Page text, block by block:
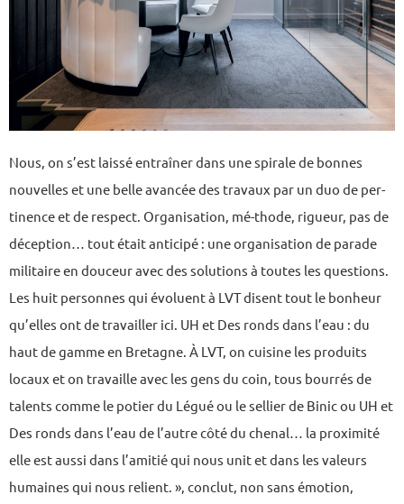
Nous, on s’est laissé entraîner dans une spirale de bonnes
nouvelles et une belle avancée des travaux par un duo de per-
tinence et de respect. Organisation, mé-thode, rigueur, pas de
déception… tout était anticipé : une organisation de parade
militaire en douceur avec des solutions à toutes les questions.
Les huit personnes qui évoluent à LVT disent tout le bonheur
qu’elles ont de travailler ici. UH et Des ronds dans l’eau : du
haut de gamme en Bretagne. À LVT, on cuisine les produits
locaux et on travaille avec les gens du coin, tous bourrés de
talents comme le potier du Légué ou le sellier de Binic ou UH et
Des ronds dans l’eau de l’autre côté du chenal… la proximité
elle est aussi dans l’amitié qui nous unit et dans les valeurs
humaines qui nous relient. », conclut, non sans émotion,